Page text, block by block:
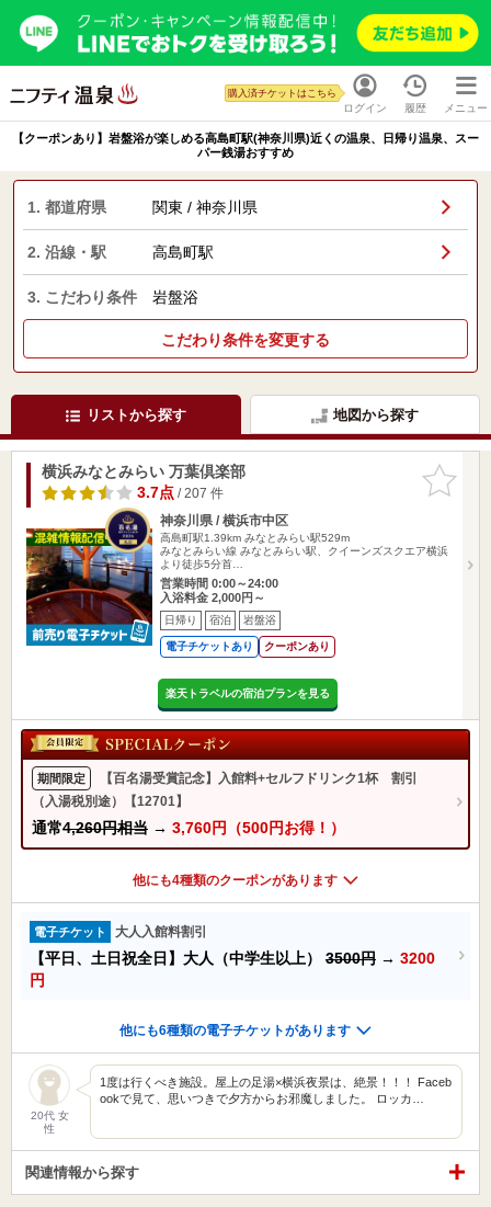
ログイン
購入済チケットはこちら
履歴 メニュー
【クーポンあり】岩盤浴が楽しめる高島町駅(神奈川県)近くの温泉、日帰り温泉、スー
パー銭湯おすすめ
1. 都道府県 関東 / 神奈川県
2. 沿線・駅 高島町駅
3. こだわり条件 岩盤浴
こだわり条件を変更する
リストから探す 地図から探す
お気に入
りに追加
横浜みなとみらい 万葉倶楽部
3.7点/ 207 件
神奈川県 / 横浜市中区
高島町駅1.39km みなとみらい駅529m
みなとみらい線 みなとみらい駅、クイーンズスクエア横浜
より徒歩5分首…
営業時間 0:00～24:00
入浴料金 2,000円～
日帰り 宿泊 岩盤浴
電子チケットあり クーポンあり
楽天トラベルの宿泊プランを見る
期間限定
【百名湯受賞記念】入館料+セルフドリンク1杯 割引
（入湯税別途）【12701】
通常4,260円相当 → 3,760円（500円お得！）
他にも4種類のクーポンがあります
電子チケット 大人入館料割引
【平日、土日祝全日】大人（中学生以上） 3500円 → 3200
円
他にも6種類の電子チケットがあります
20代 女
性
1度は行くべき施設。屋上の足湯×横浜夜景は、絶景！！！ Faceb
ookで見て、思いつきで夕方からお邪魔しました。 ロッカ…
関連情報から探す